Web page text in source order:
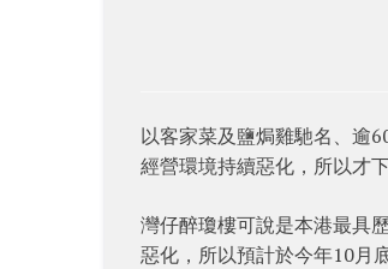
以客家菜及鹽焗雞馳名、逾
經營環境持續惡化，所以才
灣仔醉瓊樓可說是本港最具
惡化，所以預計於今年10月